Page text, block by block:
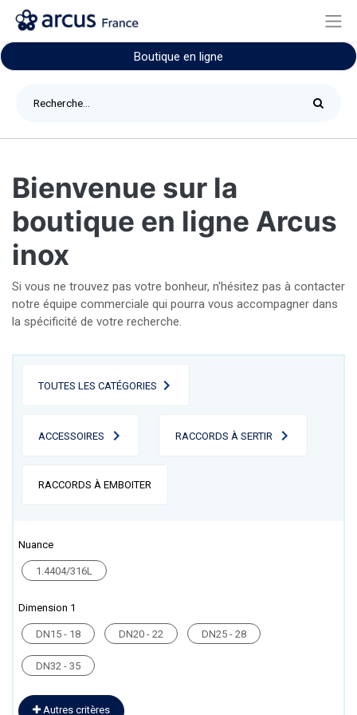
Boutique en ligne
Bienvenue sur la
boutique en ligne Arcus
inox
Si vous ne trouvez pas votre bonheur, n'hésitez pas à contacter
notre équipe commerciale qui pourra vous accompagner dans
la spécificité de votre recherche.
TOUTES LES CATÉGORIES
ACCESSOIRES RACCORDS À SERTIR
RACCORDS À EMBOITER
Nuance
1.4404/316L
Dimension 1
DN15 - 18 DN20 - 22 DN25 - 28
DN32 - 35
Autres critères